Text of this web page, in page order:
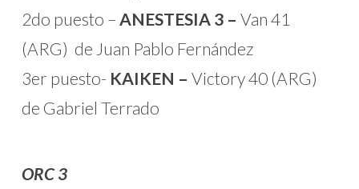
2do puesto – ANESTESIA 3 – Van 41
(ARG) de Juan Pablo Fernández
3er puesto- KAIKEN – Victory 40 (ARG)
de Gabriel Terrado
ORC 3